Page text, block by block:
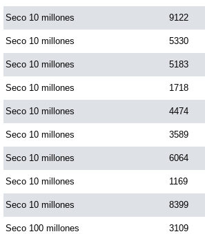
Paisita Noche
Paisita 3
Pick 3 Día
Pick 3 Noche
Pick 4 Día
Pick 4 Noche
Seco 10 millones 9122
Seco 10 millones 5330
Seco 10 millones 5183
Seco 10 millones 1718
Seco 10 millones 4474
Seco 10 millones 3589
Seco 10 millones 6064
Seco 10 millones 1169
Seco 10 millones 8399
Seco 100 millones 3109